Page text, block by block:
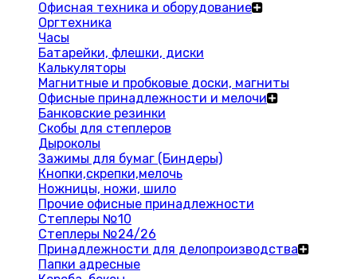
Офисная техника и оборудование
Оргтехника
Часы
Батарейки, флешки, диски
Калькуляторы
Магнитные и пробковые доски, магниты
Офисные принадлежности и мелочи
Банковские резинки
Скобы для степлеров
Дыроколы
Зажимы для бумаг (Биндеры)
Кнопки,скрепки,мелочь
Ножницы, ножи, шило
Прочие офисные принадлежности
Степлеры №10
Степлеры №24/26
Принадлежности для делопроизводства
Папки адресные